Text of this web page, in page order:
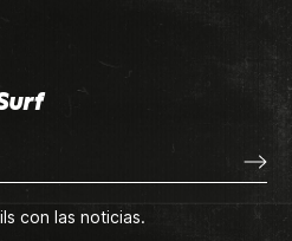
con las noticias.